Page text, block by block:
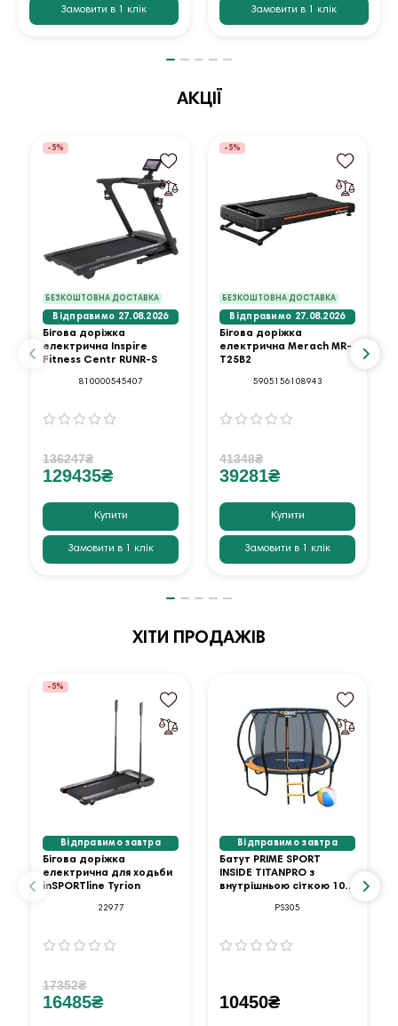
Замовити в 1 клік Замовити в 1 клік
АКЦІЇ
БЕЗКОШТОВНА ДОСТАВКА
-5%
Відправимо 27.08.2026
Бігова доріжка
електрична Inspire
Fitness Centr RUNR-S
810000545407
136247₴
129435₴
Купити
Замовити в 1 клік
БЕЗКОШТОВНА ДОСТАВКА
-5%
Відправимо 27.08.2026
Бігова доріжка
електрична Merach MR-
T25B2
5905156108943
41348₴
39281₴
Купити
Замовити в 1 клік
ХІТИ ПРОДАЖІВ
-5%
Відправимо завтра
Бігова доріжка
електрична для ходьби
inSPORTline Tyrion
22977
17352₴
16485₴
Відправимо завтра
Батут PRIME SPORT
INSIDE TITANPRO з
внутрішньою сіткою 10
PS305
10450₴